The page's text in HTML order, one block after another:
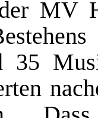
MV
35